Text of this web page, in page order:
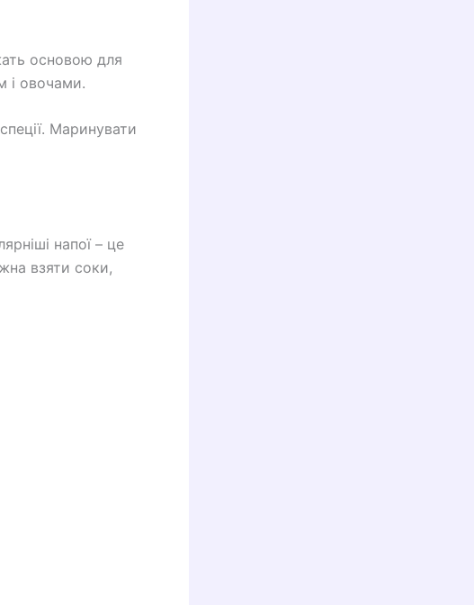
основою для
і овочами.
Маринувати
напої – це
взяти соки,